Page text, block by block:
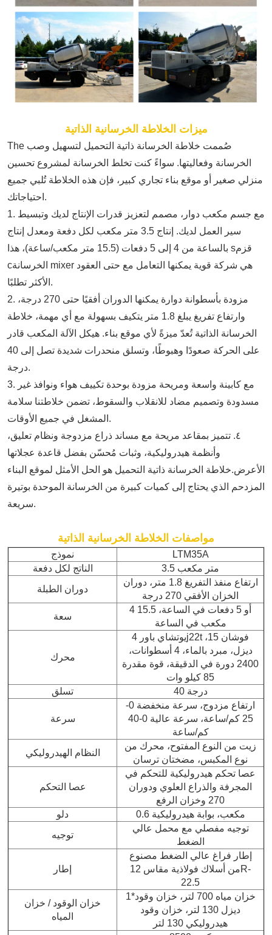
ميزات الخلاطة الخرسانية الذاتية
The
الخرسانة وفعاليتها. سواءً كنت تخلط الخرسانة لمشروع تحسين
منزلي صغير أو موقع بناء تجاري كبير، فإن هذه الخلاطة تُلبي جميع
احتياجاتك.
1. مع جسم مكعب دوار، مصمم لتعزيز قدرات الإنتاج لديك وتبسيط
سير العمل لديك. إنتاج 3.5 متر مكعب لكل دفعة ومعدل إنتاج
sقزم
c
mixer هي شركة قوية يمكنها التعامل مع حتى العقود
الأكثر تطلبًا.
2. مزودة بأسطوانة دوارة يمكنها الدوران أفقيًا حتى 270 درجة،
وارتفاع تفريغ يبلغ 1.8 متر يتكيف بسهولة مع أي مهمة،
خلاطة
الخرسانة الذاتية تُعدّ ميزةً لأي موقع بناء. هيكل الآلة المكعب قادر
على الحركة صعودًا وهبوطًا، وتسلق منحدرات شديدة تصل إلى 40
درجة.
3. مع كابينة واسعة ومريحة مزودة بوحدة تكييف هواء ونوافذ غير
مسدودة وتصميم مضاد للانقلاب والسقوط، تضمن خلاطتنا سلامة
المشغل في جميع الأوقات.
٤. تتميز بمقاعد مريحة مع مساند ذراع مزدوجة ونظام تعليق،
وأنظمة هيدروليكية، وثبات مُحسّن بفضل قاعدة عجلاتها
الأعرض.خلاطة الخرسانة ذاتية التحميل هو الحل الأمثل لموقع البناء
المزدحم الذي يحتاج إلى كميات كبيرة من الخرسانة الموحدة بوتيرة
سريعة.
مواصفات الخلاطة الخرسانية الذاتية
نموذج
LTM35A
الناتج لكل دفعة
3.5 متر مكعب
دوران الطبلة
ارتفاع منفذ التفريغ 1.8 متر، دوران
الخزان الأفقي 270 درجة
سعة
4 أو 5 دفعات في الساعة، 15.5
مكعب في الساعة
محرك
يوتشاي باور 4j22t فوشان 15،
ديزل، مبرد بالماء، 4 أسطوانات،
2400 دورة في الدقيقة، قوة مقدرة
85 كيلو وات
تسلق
40 درجة
سرعة
ارتفاع مزدوج، سرعة منخفضة 0-
25 كم/ساعة، سرعة عالية 0-40
كم/ساعة
النظام الهيدروليكي
زيت من النوع المفتوح، محرك من
نوع المكبس، مضختان ترسان
عصا التحكم
عصا تحكم هيدروليكية للتحكم في
المجرفة والذراع العلوي ودوران
270 وخزان الرفع
دلو
0.6 مكعب، بوابة هيدروليكية
توجيه
توجيه مفصلي مع محمل عالي
الضغط
إطار
إطار فراغ عالي الضغط مصنوع
من أسلاك فولاذية مقاس 12R-
22.5
خزان الوقود / خزان
المياه
1*خزان مياه 700 لتر، خزان وقود
ديزل 130 لتر، خزان وقود
هيدروليكي 130 لتر